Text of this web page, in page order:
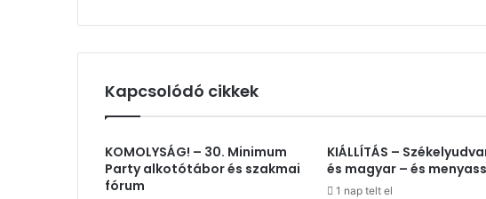
Kapcsolódó cikkek
KOMOLYSÁG! – 30. Minimum
Party alkotótábor és szakmai
fórum
KIÁLLÍTÁS –
és magyar – és
1 nap telt el